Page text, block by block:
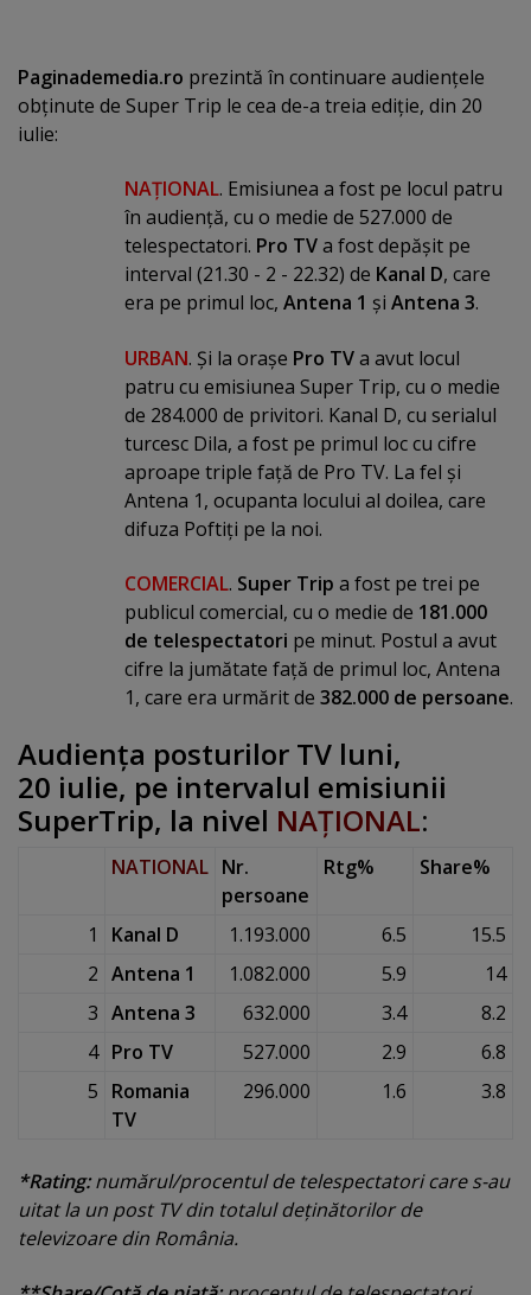
Paginademedia.ro prezintă în continuare audienţele
obţinute de Super Trip le cea de-a treia ediţie, din 20
iulie:
NAŢIONAL. Emisiunea a fost pe locul patru
în audienţă, cu o medie de 527.000 de
telespectatori. Pro TVa fost depăşit pe
interval (21.30 - 2 - 22.32) de Kanal D, care
era pe primul loc, Antena 1 şi Antena 3.
URBAN. Şi la oraşe Pro TVa avut locul
patru cu emisiunea Super Trip, cu o medie
de 284.000 de privitori. Kanal D, cu serialul
turcesc Dila, a fost pe primul loc cu cifre
aproape triple faţă de Pro TV. La fel şi
Antena 1, ocupanta locului al doilea, care
difuza Poftiţi pe la noi.
COMERCIAL. Super Trip a fost pe trei pe
publicul comercial, cu o medie de 181.000
de telespectatori pe minut. Postul a avut
cifre la jumătate faţă de primul loc, Antena
1, care era urmărit de 382.000 de persoane.
Audienţa posturilor TV luni,
20 iulie, pe intervalul emisiunii
SuperTrip, la nivel NAŢIONAL:
NATIONAL Nr.
persoane
Rtg% Share%
1 Kanal D 1.193.000 6.5
15.5
2 Antena 1 1.082.000 5.9
14
3 Antena 3 632.000 3.4
8.2
4 Pro TV 527.000 2.9
6.8
5 Romania
TV
296.000 1.6 3.8
*Rating:numărul/procentul de telespectatori care s-au
uitat la un post TV din totalul deţinătorilor de
televizoare din România.